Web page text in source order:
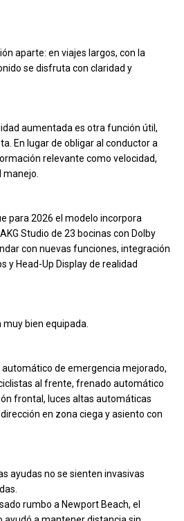
aparte: en viajes largos, con la
se disfruta con claridad y
aumentada es otra función útil,
En lugar de obligar al conductor a
relevante como velocidad,
para 2026 el modelo incorpora
Studio de 23 bocinas con Dolby
con nuevas funciones, integración
y Head-Up Display de realidad
muy bien equipada.
de emergencia mejorado,
al frente, frenado automático
frontal, luces altas automáticas
en zona ciega y asiento con
ayudas no se sienten invasivas
rumbo a Newport Beach, el